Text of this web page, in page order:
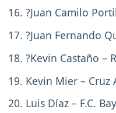
?Juan Camilo
?Juan Fernando
?Kevin Castaño –
Kevin Mier – Cruz
Luis Díaz – F.C.